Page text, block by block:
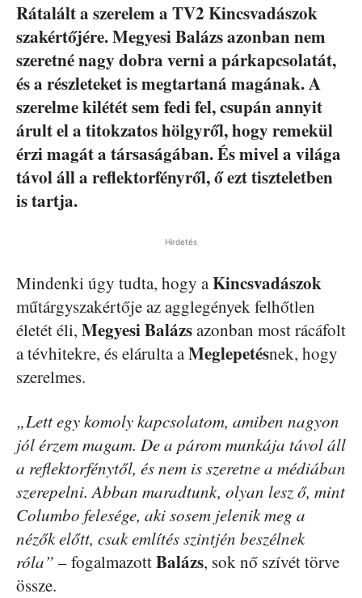
Rátalált a szerelem a TV2 Kincsvadászok
szakértőjére. Megyesi Balázs azonban nem
szeretné nagy dobra verni a párkapcsolatát,
és a részleteket is megtartaná magának. A
szerelme kilétét sem fedi fel, csupán annyit
árult el a titokzatos hölgyről, hogy remekül
érzi magát a társaságában. És mivel a világa
távol áll a reflektorfényről, ő ezt tiszteletben
is tartja.
Hirdetés
Mindenki úgy tudta, hogy aKincsvadászok
műtárgyszakértője az agglegények felhőtlen
életét éli, Megyesi Balázsazonban most rácáfolt
a tévhitekre, és elárulta aMeglepetésnek, hogy
szerelmes.
„Lett egy komoly kapcsolatom, amiben nagyon
jól érzem magam. De a párom munkája távol áll
a reflektorfénytől, és nem is szeretne a médiában
szerepelni. Abban maradtunk, olyan lesz ő, mint
Columbo felesége, aki sosem jelenik meg a
nézők előtt, csak említés szintjén beszélnek
róla” – fogalmazottBalázs, sok nő szívét törve
össze.